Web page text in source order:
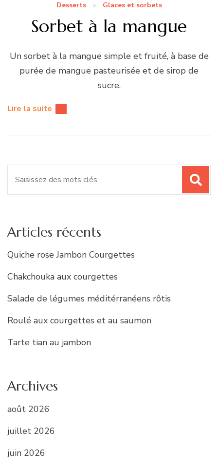
Desserts Glaces et sorbets
Sorbet à la mangue
Un sorbet à la mangue simple et fruité, à base de
purée de mangue pasteurisée et de sirop de
sucre.
Lire la suite
Articles récents
Quiche rose Jambon Courgettes
Chakchouka aux courgettes
Salade de légumes méditérranéens rôtis
Roulé aux courgettes et au saumon
Tarte tian au jambon
Archives
août 2026
juillet 2026
juin 2026